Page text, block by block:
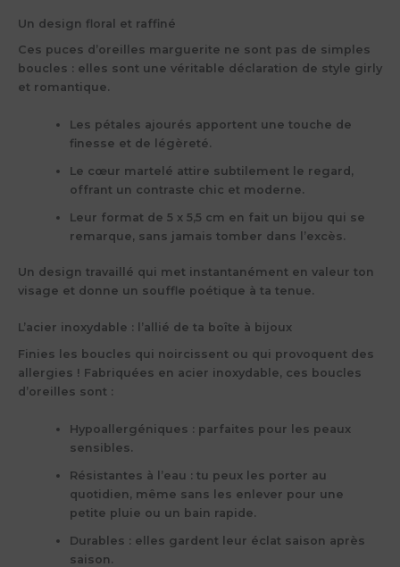
Un design floral et raffiné
Ces puces d’oreilles marguerite ne sont pas de simples
boucles : elles sont une véritable déclaration de style girly
et romantique.
Les pétales ajourés apportent une touche de
finesse et de légèreté.
Le cœur martelé attire subtilement le regard,
offrant un contraste chic et moderne.
Leur format de5 x 5,5 cm en fait un bijou qui se
remarque, sans jamais tomber dans l’excès.
Un design travaillé qui met instantanément en valeur ton
visage et donne un souffle poétique à ta tenue.
L’acier inoxydable : l’allié de ta boîte à bijoux
Finies les boucles qui noircissent ou qui provoquent des
allergies ! Fabriquées en acier inoxydable, ces boucles
d’oreilles sont :
Hypoallergéniques : parfaites pour les peaux
sensibles.
Résistantes à l’eau : tu peux les porter au
quotidien, même sans les enlever pour une
petite pluie ou un bain rapide.
Durables : elles gardent leur éclat saison après
saison.